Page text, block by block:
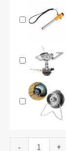
-
quantité +